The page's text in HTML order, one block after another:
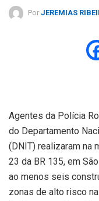
Por JEREMIAS
Agentes da Polícia
do Departamento
(DNIT) realizaram na
23 da BR 135, em
ao menos seis
zonas de alto risco